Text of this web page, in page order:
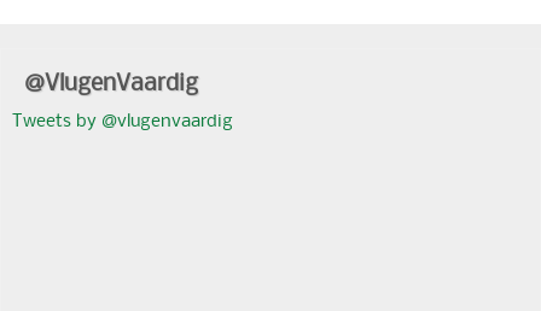
@VlugenVaardig
Tweets by @vlugenvaardig